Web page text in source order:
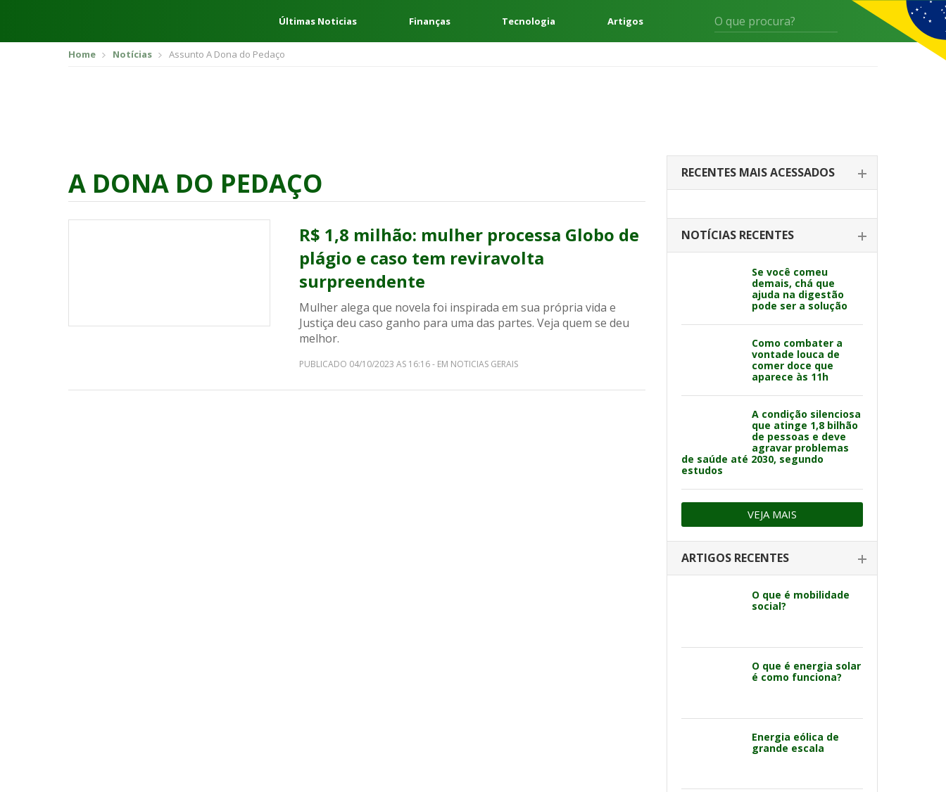
Últimas Noticias Finanças Tecnologia Artigos
Home Notícias Assunto A Dona do Pedaço
A DONA DO PEDAÇO
R$ 1,8 milhão: mulher processa Globo de
plágio e caso tem reviravolta
surpreendente
Mulher alega que novela foi inspirada em sua própria vida e
Justiça deu caso ganho para uma das partes. Veja quem se deu
melhor.
PUBLICADO 04/10/2023 AS 16:16 - EM NOTICIAS GERAIS
RECENTES MAIS ACESSADOS
NOTÍCIAS RECENTES
Se você comeu
demais, chá que
ajuda na digestão
pode ser a solução
Como combater a
vontade louca de
comer doce que
aparece às 11h
A condição silenciosa
que atinge 1,8 bilhão
de pessoas e deve
agravar problemas
de saúde até 2030, segundo
estudos
VEJA MAIS
ARTIGOS RECENTES
O que é mobilidade
social?
O que é energia solar
é como funciona?
Energia eólica de
grande escala